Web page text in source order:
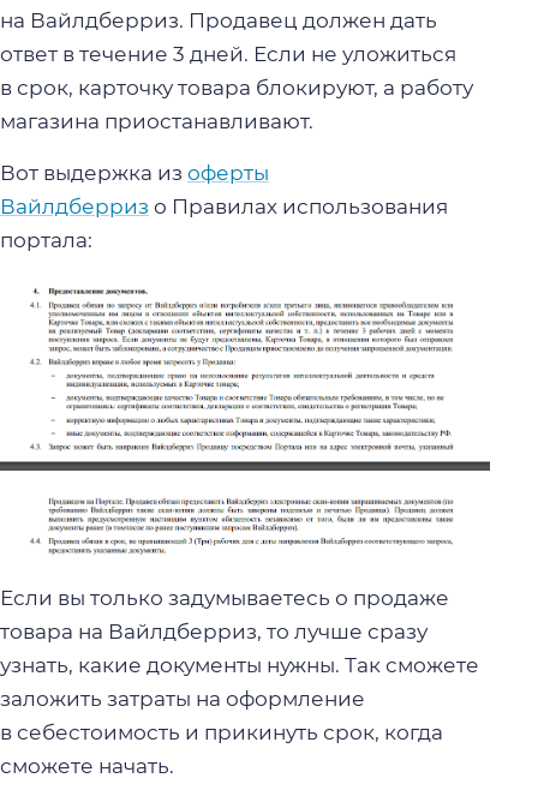
на Вайлдберриз. Продавец должен дать
ответ в течение 3 дней. Если не уложиться
в срок, карточку товара блокируют, а работу
магазина приостанавливают.
Вот выдержка из оферты
Вайлдберриз о Правилах использования
портала:
Если вы только задумываетесь о продаже
товара на Вайлдберриз, то лучше сразу
узнать, какие документы нужны. Так сможете
заложить затраты на оформление
в себестоимость и прикинуть срок, когда
сможете начать.